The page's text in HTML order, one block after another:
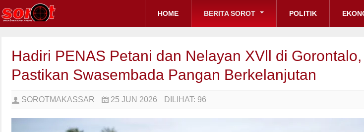
HOME BERITA SOROT POLITIK
Hadiri PENAS Petani dan Nelayan XVll di
Pastikan Swasembada Pangan Berkelanjutan
SOROTMAKASSAR 25 JUN 2026 DILIHAT: 96